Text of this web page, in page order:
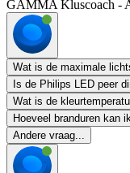
GAMMA Kluscoach -
Wat is de maximale
Is de Philips LED peer
Wat is de
Hoeveel branduren kan
Andere vraag...